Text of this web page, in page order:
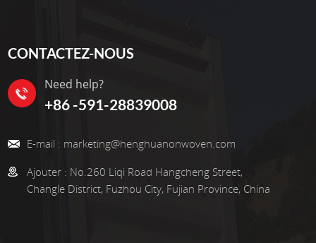
CONTACTEZ-NOUS
Need help?
+86 -591-28839008
E-mail : marketing@henghuanonwoven.com
Ajouter : No.260 Liqi Road Hangcheng Street,
Changle District, Fuzhou City, Fujian Province, China